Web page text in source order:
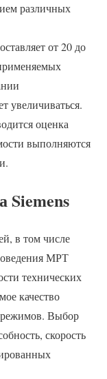
различных
от 20 до
увеличиваться.
оценка
выполняются
Siemens
в том числе
МРТ
технических
качество
Выбор
скорость